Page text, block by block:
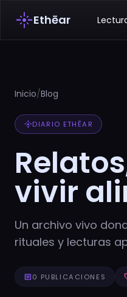
flareEthēar
Inicio/Blog
flareDIARIO ETHĒAR
vivir
Un archivo vivo
rituales y lecturas
article0 PUBLICACIONES